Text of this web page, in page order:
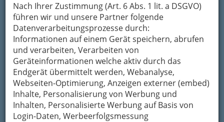
Nach Ihrer Zustimmung (Art. 6 Abs. 1 lit. a DSGVO)
führen wir und unsere Partner folgende
Datenverarbeitungsprozesse durch:
Informationen auf einem Gerät speichern, abrufen
und verarbeiten, Verarbeiten von
Geräteinformationen welche aktiv durch das
Endgerät übermittelt werden, Webanalyse,
Webseiten-Optimierung, Anzeigen externer (embed)
Inhalte, Personalisierung von Werbung und
Inhalten, Personalisierte Werbung auf Basis von
Login-Daten, Werbeerfolgsmessung
„vlittern“, was soviel wie
„kichern, flüstern
und kosen“ bedeutet. Und wo kuscheln
Frischverliebte besser als an paradiesischen
Stränden, verzauberten Plätzen und anderen
traumhaften Urlaubsdestinationen? Viele Hotels
bieten wunderschöne „Honeymoon“-Suiten an,
die zusammen mit einem Hochzeitspaket
inklusive Romantik-Programm gebucht werden
können.